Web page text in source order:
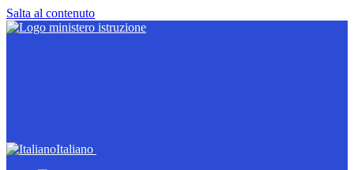
Salta al contenuto
Italiano